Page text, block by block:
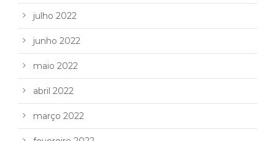
julho 2022
junho 2022
maio 2022
abril 2022
março 2022